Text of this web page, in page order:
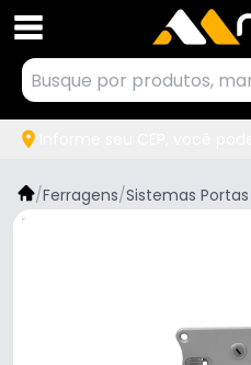
/Ferragens/Sistemas